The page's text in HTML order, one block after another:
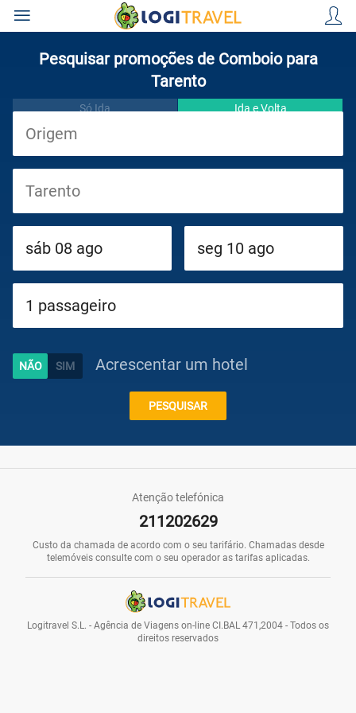
Viagens
Cruzeiros
Circuitos
Caraíbas
Pesquisar promoções de Comboio para
Tarento
Só Ida Ida e Volta
Acrescentar um hotel
PESQUISAR
Atenção telefónica
211202629
Custo da chamada de acordo com o seu tarifário. Chamadas desde
telemóveis consulte com o seu operador as tarifas aplicadas.
Logitravel S.L. - Agência de Viagens on-line CI.BAL 471,2004 - Todos os
direitos reservados